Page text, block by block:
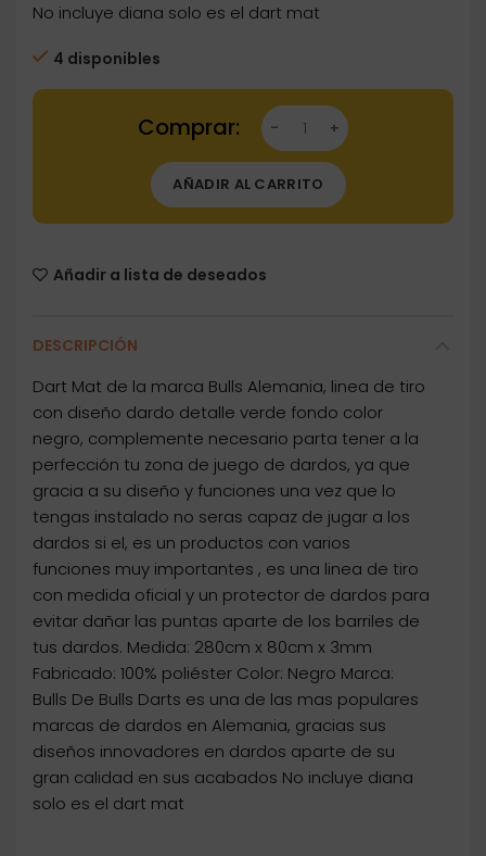
No incluye diana solo es el dart mat
4 disponibles
Dartstore Protector Suelo Bulls Carpet Mat
AÑADIR AL CARRITO
Añadir a lista de deseados
DESCRIPCIÓN
Dart Mat de la marca Bulls Alemania, linea de tiro
con diseño dardo detalle verde fondo color
negro, complemente necesario parta tener a la
perfección tu zona de juego de dardos, ya que
gracia a su diseño y funciones una vez que lo
tengas instalado no seras capaz de jugar a los
dardos si el, es un productos con varios
funciones muy importantes , es una linea de tiro
con medida oficial y un protector de dardos para
evitar dañar las puntas aparte de los barriles de
tus dardos. Medida: 280cm x 80cm x 3mm
Fabricado: 100% poliéster Color: Negro Marca:
Bulls De Bulls Darts es una de las mas populares
marcas de dardos en Alemania, gracias sus
diseños innovadores en dardos aparte de su
gran calidad en sus acabados No incluye diana
solo es el dart mat